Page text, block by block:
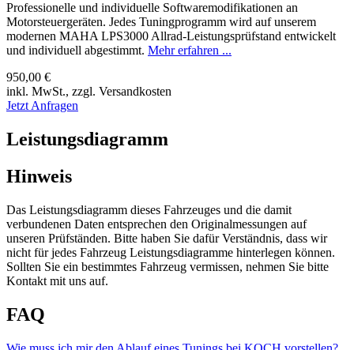
Professionelle und individuelle Softwaremodifikationen an
Motorsteuergeräten. Jedes Tuningprogramm wird auf unserem
modernen MAHA LPS3000 Allrad-Leistungsprüfstand entwickelt
und individuell abgestimmt. Mehr erfahren ...
950,00 €
inkl. MwSt., zzgl. Versandkosten
Jetzt Anfragen
Leistungsdiagramm
Hinweis
Das Leistungsdiagramm dieses Fahrzeuges und die damit
verbundenen Daten entsprechen den Originalmessungen auf
unseren Prüfständen. Bitte haben Sie dafür Verständnis, dass wir
nicht für jedes Fahrzeug Leistungsdiagramme hinterlegen können.
Sollten Sie ein bestimmtes Fahrzeug vermissen, nehmen Sie bitte
Kontakt mit uns auf.
FAQ